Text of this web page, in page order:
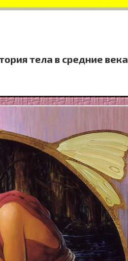
тела в средние века